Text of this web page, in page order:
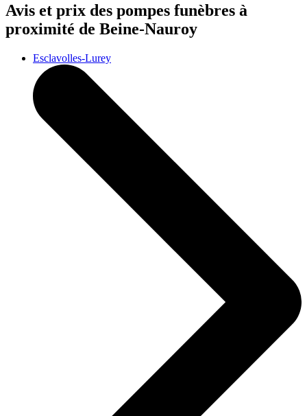
Avis et prix des pompes funèbres à
proximité de Beine-Nauroy
Esclavolles-Lurey